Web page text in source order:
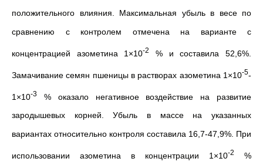
положительного влияния. Максимальная убыль в весе по
сравнению с контролем отмечена на варианте с
концентрацией азометина 1×10-2 % и составила 52,6%.
Замачивание семян пшеницы в растворах азометина 1×10-5-
1×10-3
% оказало негативное воздействие на развитие
зародышевых корней. Убыль в массе на указанных
вариантах относительно контроля составила 16,7-47,9%. При
использовании азометина в концентрации 1×10-2
%